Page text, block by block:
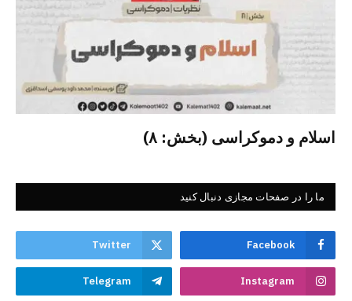
اسلام و دموکراسی (بخش: ۸)
ما را در صفحات مجازی دنبال کنید
Facebook
Twitter
Instagram
Telegram